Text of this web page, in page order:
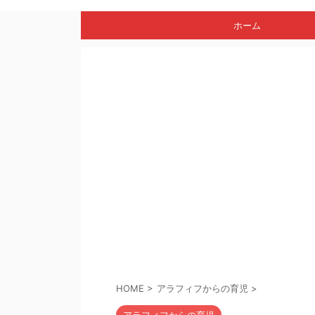
ホーム
HOME > アラフィフからの育児 >